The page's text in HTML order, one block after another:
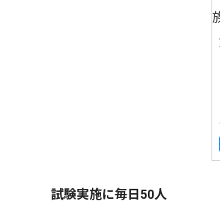
試験実施に毎日50人